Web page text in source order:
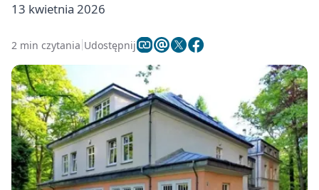
13 kwietnia 2026
2 min czytania Udostępnij